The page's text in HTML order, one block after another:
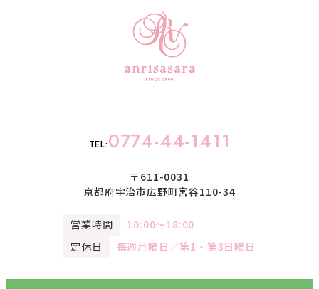
TEL:0774-44-1411
〒611-0031
京都府宇治市広野町宮谷110-34
営業時間
10:00〜18:00
定休日
毎週月曜日／第1・第3日曜日